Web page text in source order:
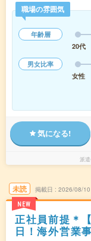
職場の雰囲気
年齢層
20代
男女比率
女性
気になる!
派
未読
NEW
掲載日 2026/08/10
正社員前提＊
日！海外営業